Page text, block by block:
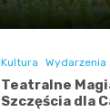
Kultura Wydarzenia
Teatralne
Szczęścia dla